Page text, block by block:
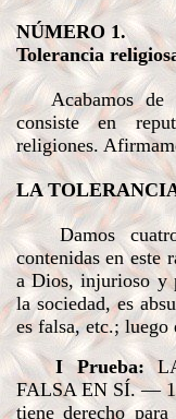
NÚMERO 1.
Tolerancia
Acabamos de
consiste en
religiones.
LA
Damos cuatro
contenidas en este
a Dios, injurioso y
la sociedad, es
es falsa, etc.; luego
I Prueba:
FALSA EN SÍ. —
tiene derecho